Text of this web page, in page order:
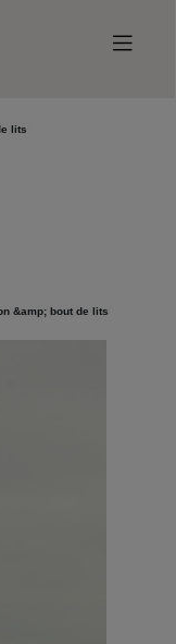
votre catalogue
lits
&amp; bout de lits